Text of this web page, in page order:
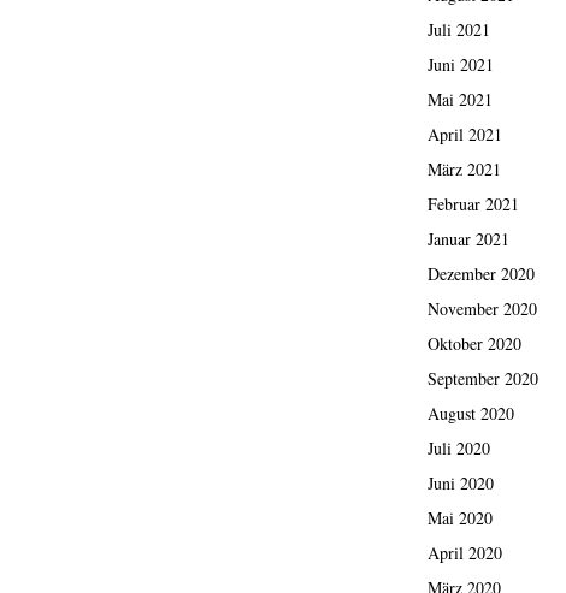
Juli 2021
Juni 2021
Mai 2021
April 2021
März 2021
Februar 2021
Januar 2021
Dezember 2020
November 2020
Oktober 2020
September 2020
August 2020
Juli 2020
Juni 2020
Mai 2020
April 2020
März 2020